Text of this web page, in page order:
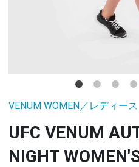
VENUM WOMEN／レディース
UFC VENUM
NIGHT